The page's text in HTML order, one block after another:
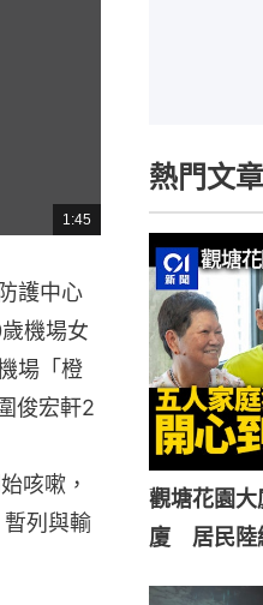
總
共
1:45
護中心
機場女
場「橙
俊宏軒2
咳嗽，
列與輸
熱門文章
觀塘花園
廈 居民陸